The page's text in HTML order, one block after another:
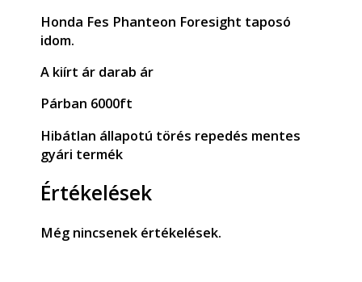
Honda Fes Phanteon Foresight taposó
idom.
A kiírt ár darab ár
Párban 6000ft
Hibátlan állapotú törés repedés mentes
gyári termék
Értékelések
Még nincsenek értékelések.